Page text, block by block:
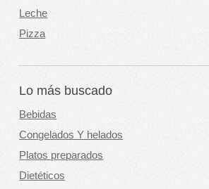
Leche
Pizza
Lo más buscado
Bebidas
Congelados Y helados
Platos preparados
Dietéticos